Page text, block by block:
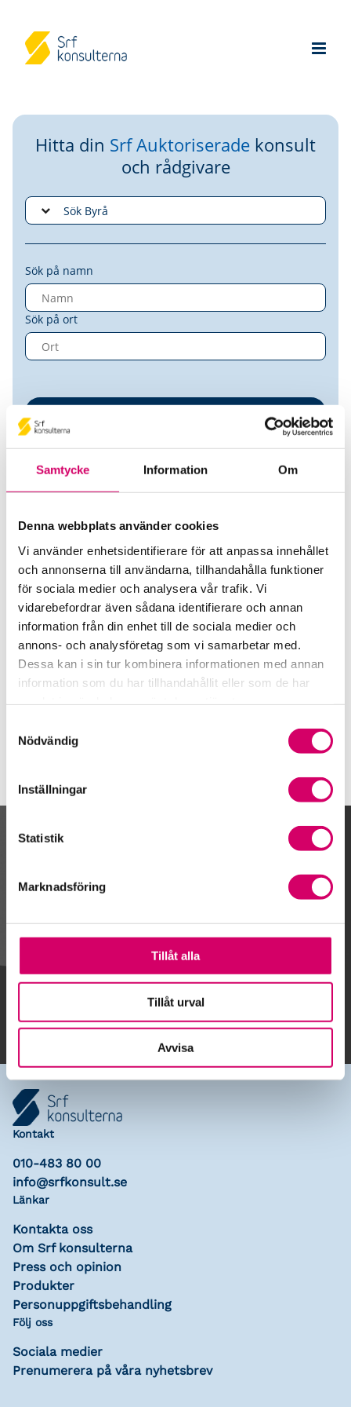
Samtycke Information Om
Denna webbplats använder cookies
Vi använder enhetsidentifierare för att anpassa innehållet
och annonserna till användarna, tillhandahålla funktioner
för sociala medier och analysera vår trafik. Vi
vidarebefordrar även sådana identifierare och annan
information från din enhet till de sociala medier och
annons- och analysföretag som vi samarbetar med.
Dessa kan i sin tur kombinera informationen med annan
information som du har tillhandahållit eller som de har
Nödvändig
Inställningar
Statistik
Marknadsföring
Tillåt alla
Tillåt urval
Avvisa
Hitta din Srf Auktoriserade konsult
och rådgivare
Sök på namn
Sök på ort
Björkängen Redovisning AB
Srf Auktoriserade konsulter
Erik Sundberg Windt
Auktoriserad Redovisningskonsult
Skicka e-post
076-328 28 60
Vartofta
Kalendarium
Gå till kalendariet
Lägg till i kalender
Kontakt
010-483 80 00
info@srfkonsult.se
Länkar
Kontakta oss
Om Srf konsulterna
Press och opinion
Produkter
Personuppgiftsbehandling
Följ oss
Sociala medier
Prenumerera på våra nyhetsbrev